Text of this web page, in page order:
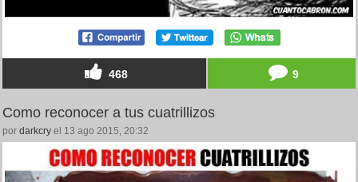
468 9
Como reconocer a tus cuatrillizos
por darkcry el 13 ago 2015, 20:32